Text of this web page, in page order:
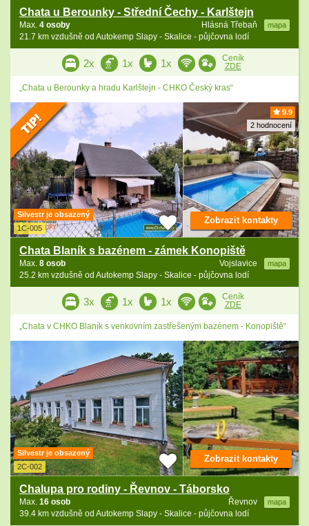
Chata u Berounky - Střední Čechy - Karlštejn
Hlásná Třebaň mapa
Max. 4 osoby
21.7 km vzdušně od Autokemp Slapy - Skalice - půjčovna lodí
2x 1x 1x
Ceník
ZDE
„Chata u Berounky a hradu Karlštejn - CHKO Český kras“
9.9
2 hodnocení
Silvestr je obsazený
1C-005
Chata Blaník s bazénem - zámek Konopiště
Vojslavice mapa
Max. 8 osob
25.2 km vzdušně od Autokemp Slapy - Skalice - půjčovna lodí
Zobrazit kontakty
3x 1x 1x
Ceník
ZDE
„Chata v CHKO Blaník s venkovním zastřešeným bazénem - Konopiště“
Silvestr je obsazený
2C-002
Chalupa pro rodiny - Řevnov - Táborsko
Řevnov mapa
Max. 16 osob
39.4 km vzdušně od Autokemp Slapy - Skalice - půjčovna lodí
Zobrazit kontakty